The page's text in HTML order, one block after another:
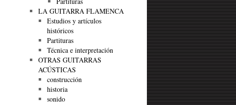
LA GUITARRA FLAMENCA
Estudios y artículos
históricos
Partituras
Técnica e interpretación
OTRAS GUITARRAS
ACÚSTICAS
construcción
historia
sonido